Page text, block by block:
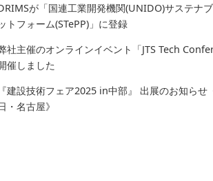
が「国連工業開発機関(UNIDO)サステナ
トフォーム(STePP)」に登録
社主催のオンラインイベント「JTS Tech
催しました
『建設技術フェア2025 in中部』 出展のお知らせ
・名古屋》